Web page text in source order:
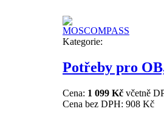
Kategorie:
Potřeby pro
Cena: 1 099 Kč včetně
Cena bez DPH: 908 Kč